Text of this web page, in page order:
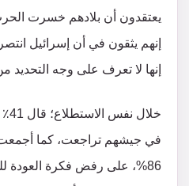
إنهم يثقون في أن إسرائيل
إنها لا تعرف على وجه التحديد
في جيشهم تراجعت، كما أجمعت
86%، على رفض فكرة